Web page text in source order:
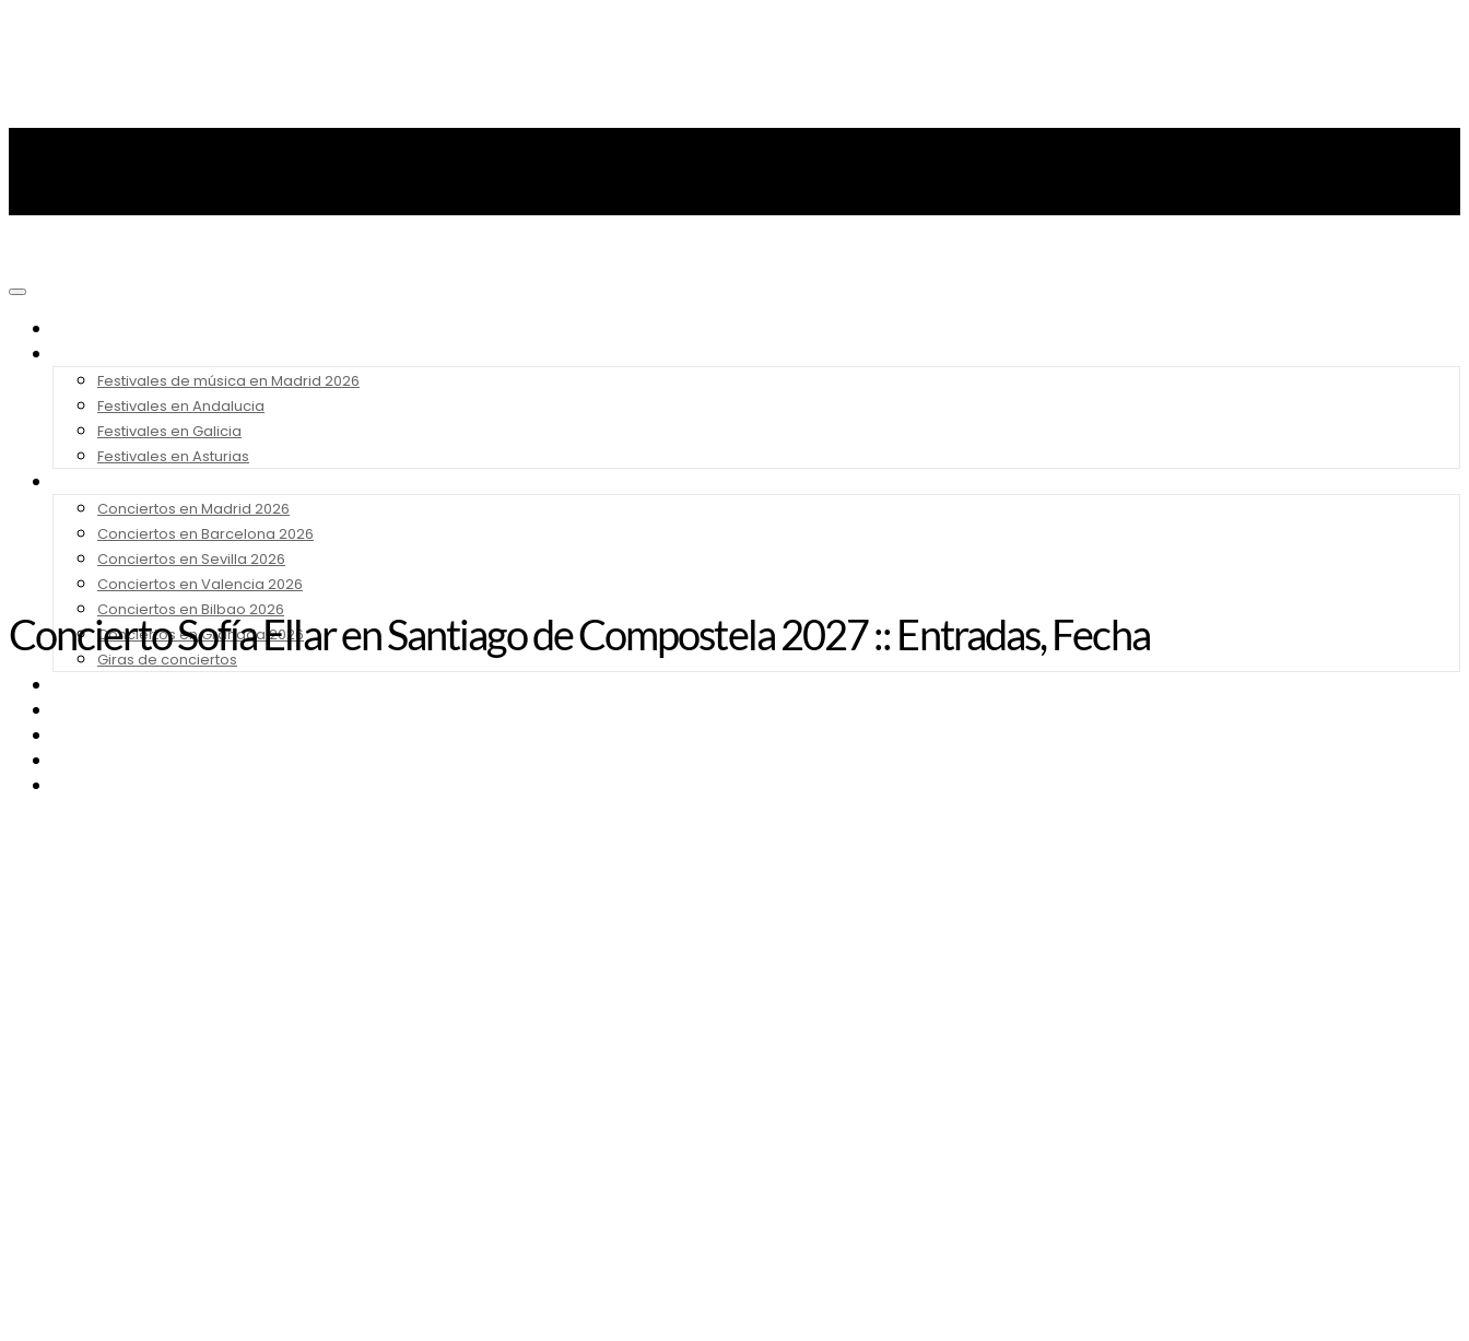
Festivales de música en Madrid 2026
Festivales en Andalucia
Festivales en Galicia
Festivales en Asturias
Conciertos en Madrid 2026
Conciertos en Barcelona 2026
Conciertos en Sevilla 2026
Conciertos en Valencia 2026
Conciertos en Bilbao 2026
Conciertos en Granada 2026
Giras de conciertos
Concierto Sofía Ellar en Santiago de Compostela 2027 :: Entradas, Fecha